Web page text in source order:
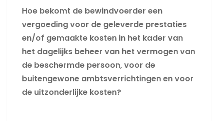
Hoe bekomt de bewindvoerder een
vergoeding voor de geleverde prestaties
en/of gemaakte kosten in het kader van
het dagelijks beheer van het vermogen van
de beschermde persoon, voor de
buitengewone ambtsverrichtingen en voor
de uitzonderlijke kosten?